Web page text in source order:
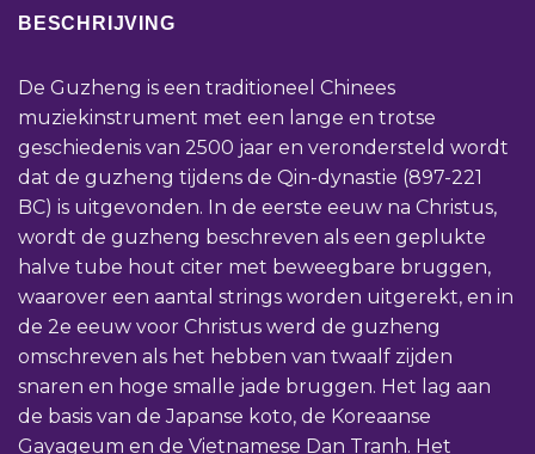
BESCHRIJVING
De Guzheng is een traditioneel Chinees
muziekinstrument met een lange en trotse
geschiedenis van 2500 jaar en verondersteld wordt
dat de guzheng tijdens de Qin-dynastie (897-221
BC) is uitgevonden. In de eerste eeuw na Christus,
wordt de guzheng beschreven als een geplukte
halve tube hout citer met beweegbare bruggen,
waarover een aantal strings worden uitgerekt, en in
de 2e eeuw voor Christus werd de guzheng
omschreven als het hebben van twaalf zijden
snaren en hoge smalle jade bruggen. Het lag aan
de basis van de Japanse koto, de Koreaanse
Gayageum en de Vietnamese Dan Tranh. Het